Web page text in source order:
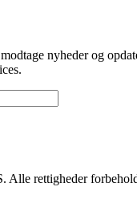
nyheder og
Alle rettigheder